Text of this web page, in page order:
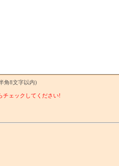
角8文字以内)
チェックしてください!